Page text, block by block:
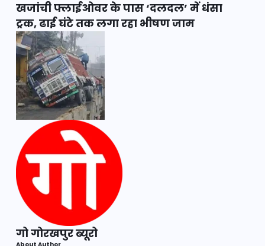
खजांची फ्लाईओवर के पास ‘दलदल’ में धंसा
ट्रक, ढाई घंटे तक लगा रहा भीषण जाम
गो गोरखपुर ब्यूरो